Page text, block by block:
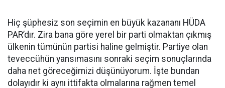
Hiç şüphesiz son seçimin en büyük kazananı HÜDA
PAR’dır. Zira bana göre yerel bir parti olmaktan çıkmış
ülkenin tümünün partisi haline gelmiştir. Partiye olan
teveccühün yansımasını sonraki seçim sonuçlarında
daha net göreceğimizi düşünüyorum. İşte bundan
dolayıdır ki aynı ittifakta olmalarına rağmen temel